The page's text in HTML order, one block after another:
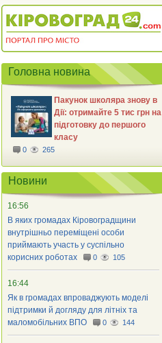
Головна новина
Пакунок школяра знову в
Дії: отримайте 5 тис грн на
підготовку до першого
класу
0 265
Новини
16:56
В яких громадах Кіровоградщини
внутрішньо переміщені особи
приймають участь у суспільно
корисних роботах
0 105
16:44
Як в громадах впроваджують моделі
підтримки й догляду для літніх та
маломобільних ВПО
0 144